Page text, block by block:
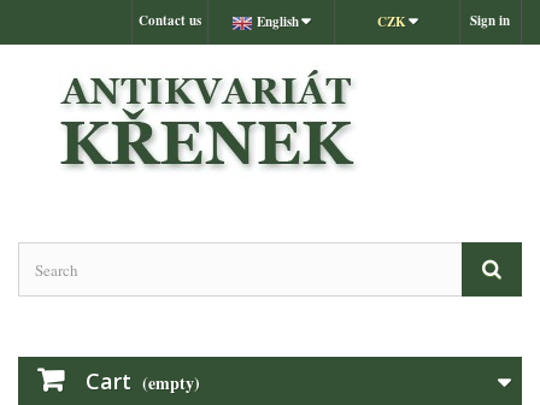
Sign in
CZK
English
Contact us
Cart (empty)